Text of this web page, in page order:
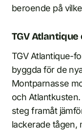
beroende på
TGV Atlantique
TGV Atlantique-
byggda för de
Montparnasse
och
steg framåt
lackerade tågen,